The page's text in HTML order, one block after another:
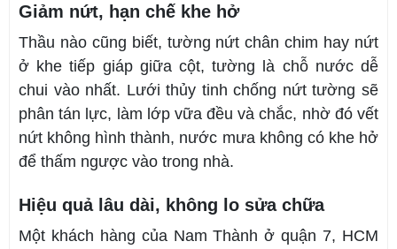
Giảm nứt, hạn chế khe hở
Thầu nào cũng biết, tường nứt chân chim hay nứt
ở khe tiếp giáp giữa cột, tường là chỗ nước dễ
chui vào nhất. Lưới thủy tinh chống nứt tường sẽ
phân tán lực, làm lớp vữa đều và chắc, nhờ đó vết
nứt không hình thành, nước mưa không có khe hở
để thấm ngược vào trong nhà.
Hiệu quả lâu dài, không lo sửa chữa
Một khách hàng của Nam Thành ở quận 7, HCM